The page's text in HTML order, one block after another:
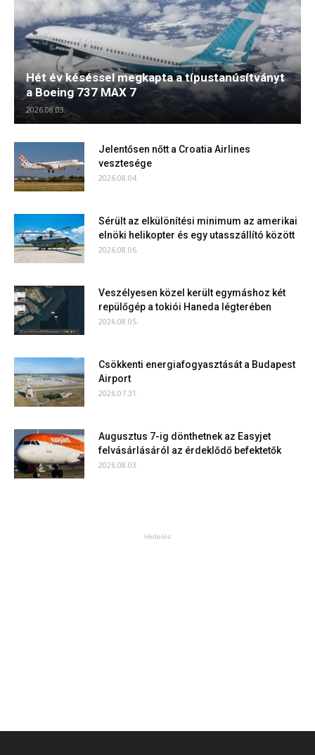
Hét év késéssel megkapta a típustanúsítványt
a Boeing 737 MAX 7
2026.08.03.
Jelentősen nőtt a Croatia Airlines
vesztesége
2026.08.04.
Sérült az elkülönítési minimum az amerikai
elnöki helikopter és egy utasszállító között
2026.08.06.
Veszélyesen közel került egymáshoz két
repülőgép a tokiói Haneda légterében
2026.08.05.
Csökkenti energiafogyasztását a Budapest
Airport
2026.07.31.
Augusztus 7-ig dönthetnek az Easyjet
felvásárlásáról az érdeklődő befektetők
2026.08.03.
Hirdetés